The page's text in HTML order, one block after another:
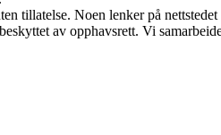
tillatelse. Noen lenker på
av opphavsrett. Vi